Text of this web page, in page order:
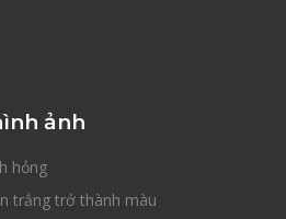
ảnh
hỏng
trắng trở thành màu